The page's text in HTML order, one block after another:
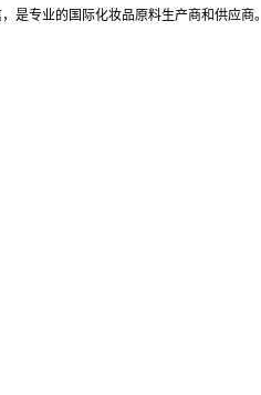
是专业的国际化妆品原料生产商和供应商。